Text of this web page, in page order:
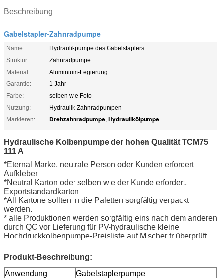
Beschreibung
Gabelstapler-Zahnradpumpe
Name:
Hydraulikpumpe des Gabelstaplers
Struktur:
Zahnradpumpe
Material:
Aluminium-Legierung
Garantie:
1 Jahr
Farbe:
selben wie Foto
Nutzung:
Hydraulik-Zahnradpumpen
Markieren:
Drehzahnradpumpe, Hydraulikölpumpe
Hydraulische Kolbenpumpe der hohen Qualität TCM75
111 A
*Eternal Marke, neutrale Person oder Kunden erfordert
Aufkleber
*Neutral Karton oder selben wie der Kunde erfordert,
Exportstandardkarton
*All Kartone sollten in die Paletten sorgfältig verpackt
werden.
* alle Produktionen werden sorgfältig eins nach dem anderen
durch QC vor Lieferung für PV-hydraulische kleine
Hochdruckkolbenpumpe-Preisliste auf Mischer tr überprüft
Produkt-Beschreibung:
Anwendung
Gabelstaplerpumpe